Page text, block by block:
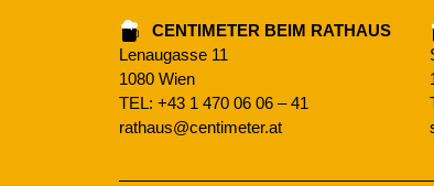
CENTIMETER BEIM RATHAUS
Lenaugasse 11
1080 Wien
TEL: +43 1 470 06 06 – 41
rathaus@centimeter.at